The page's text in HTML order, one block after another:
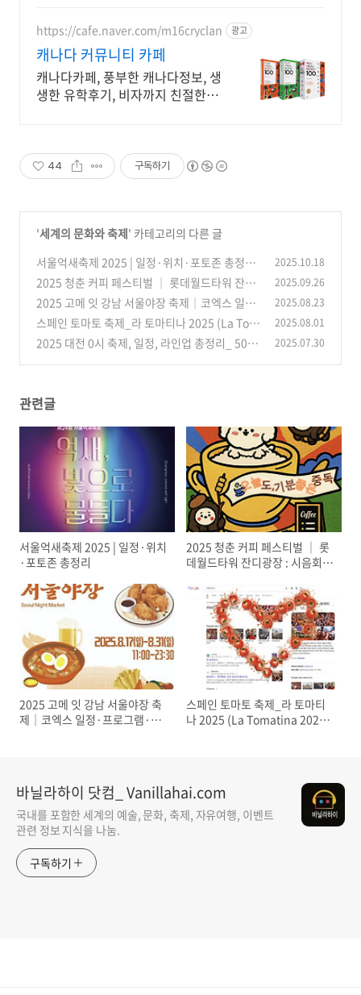
https://cafe.naver.com/m16cryclan 광고
캐나다 커뮤니티 카페
캐나다카페, 풍부한 캐나다정보, 생
생한 유학후기, 비자까지 친절한
44 구독하기
'세계의 문화와 축제' 카테고리의 다른 글
서울억새축제 2025 | 일정·위치·포토존 총정리
(55)
2025.10.18
2025 청춘 커피 페스티벌 │ 롯데월드타워 잔디
광장 : 시음회·라이브 공연 (36)
2025.09.26
2025 고메 잇 강남 서울야장 축제│코엑스 일정
·프로그램·맛집 총정리
(39)
2025.08.23
스페인 토마토 축제_라 토마티나 2025 (La Tom
atina 2025) 일정, 축제 정보 완벽 가이드_ 토마
2025.08.01
2025 대전 0시 축제, 일정, 라인업 총정리_ 50%
2025.07.30
관련글
서울억새축제 2025 | 일정·위치
·포토존 총정리
2025 청춘 커피 페스티벌 │ 롯
데월드타워 잔디광장 : 시음회·
2025 고메 잇 강남 서울야장 축
제│코엑스 일정·프로그램·맛
스페인 토마토 축제_라 토마티
나 2025 (La Tomatina 2025)
바닐라하이 닷컴_ Vanillahai.com
국내를 포함한 세계의 예술, 문화, 축제, 자유여행, 이벤트
관련 정보 지식을 나눔.
구독하기